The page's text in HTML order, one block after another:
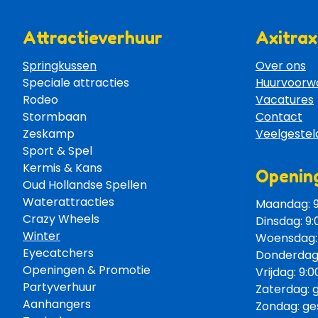
Attractieverhuur
Springkussen
Speciale attracties
Rodeo
Stormbaan
Zeskamp
Sport & Spel
Kermis & Kans
Oud Hollandse Spellen
Waterattracties
Crazy Wheels
Winter
Eyecatchers
Openingen & Promotie
Partyverhuur
Aanhangers
Over ons
Vacatures
Contact
Maandag:
Dinsdag:
Vrijdag:
Zaterdag:
Zondag: